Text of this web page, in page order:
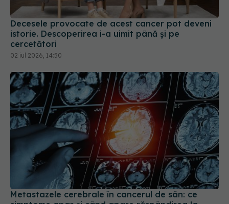
Decesele provocate de acest cancer pot deveni
istorie. Descoperirea i-a uimit până și pe
cercetători
02 iul 2026, 14:50
Metastazele cerebrale în cancerul de sân: ce